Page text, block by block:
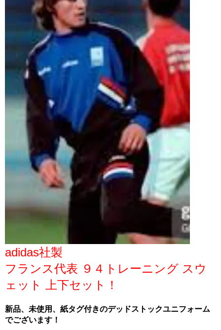
adidas社製
フランス代表 ９４トレーニング スウ
ェット 上下セット！
新品、未使用、紙タグ付きのデッドストックユニフォーム
でございます！